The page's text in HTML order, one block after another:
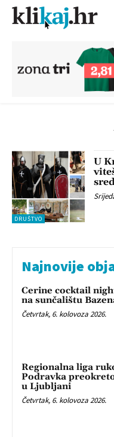
DRUŠTVO
U
Najnovije
Cerine cocktail
na sunčalištu
Četvrtak, 6. kolovoza 2026.
Regionalna liga
Podravka
u Ljubljani
Četvrtak, 6. kolovoza 2026.